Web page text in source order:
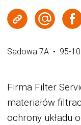
Strona
Sadowa 7A • 95-
Firma Filter
materiałów
ochrony układu